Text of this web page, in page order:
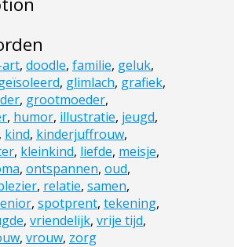
art, doodle, familie, geluk,
, glimlach, grafiek,
, grootmoeder,
, humor, illustratie, jeugd,
, kind, kinderjuffrouw,
, kleinkind, liefde, meisje,
, ontspannen, oud,
, relatie, samen,
, spotprent, tekening,
, vriendelijk, vrije tijd,
, vrouw, zorg